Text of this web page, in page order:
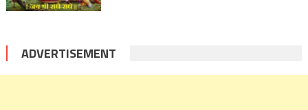
ADVERTISEMENT